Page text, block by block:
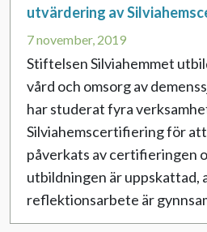
utvärdering av
7 november, 2019
Stiftelsen Silviahemmet
vård och omsorg av
har studerat fyra
Silviahemscertifiering för
påverkats av certifieringen
utbildningen är uppskattad,
reflektionsarbete är